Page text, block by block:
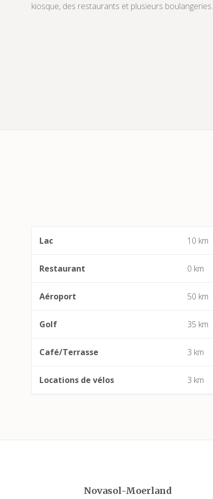
kiosque, des restaurants et plusieurs boulangeries.
Lac 10 km
Restaurant 0 km
Aéroport 50 km
Golf 35 km
Café/Terrasse 3 km
Locations de vélos 3 km
Novasol-Moerland